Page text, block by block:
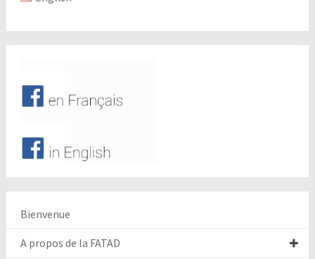
Bienvenue
A propos de la FATAD